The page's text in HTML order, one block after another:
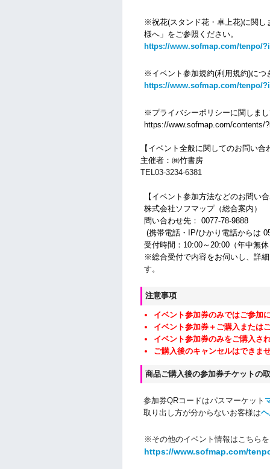
※祝花(スタンド花・卓上花)に関し
様へ」をご参照ください。
https://www.sofmap.com/tenpo/
※イベント参加規約(利用規約)につ
https://www.sofmap.com/tenpo/
※プライバシーポリシーに関しま
https://www.sofmap.com/contents/
【イベント全般に関してのお問い合
主催者：㈱竹書房
TEL03-3234-6381
【イベント参加方法などのお問い
株式会社ソフマップ（総合案内）
問い合わせ先： 0077-78-9888
(携帯電話・IP/ひかり電話からは
受付時間：10:00～20:00（年中無休
※総合受付で内容をお伺いし、詳
す。
注意事項
イベント参加券のみではご参加
イベント参加券＋ご購入または
イベント参加券のみをご購入さ
ご購入後のキャンセルはできま
商品ご購入後の参加券チケットの
参加券QRコードはパスマーケット
取り出し方が分からないお客様は
※その他のイベント情報はこちら
https://www.sofmap.com/